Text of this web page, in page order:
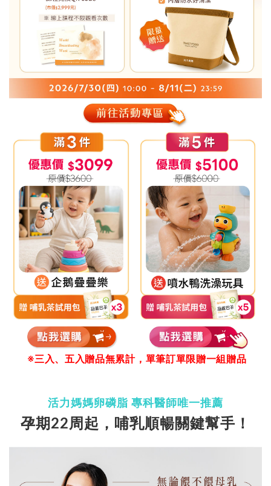
※三入、五入贈品無累計，單筆訂單限贈一組贈品
活力媽媽卵磷脂 專科醫師唯一推薦
孕期22周起，哺乳順暢關鍵幫手！